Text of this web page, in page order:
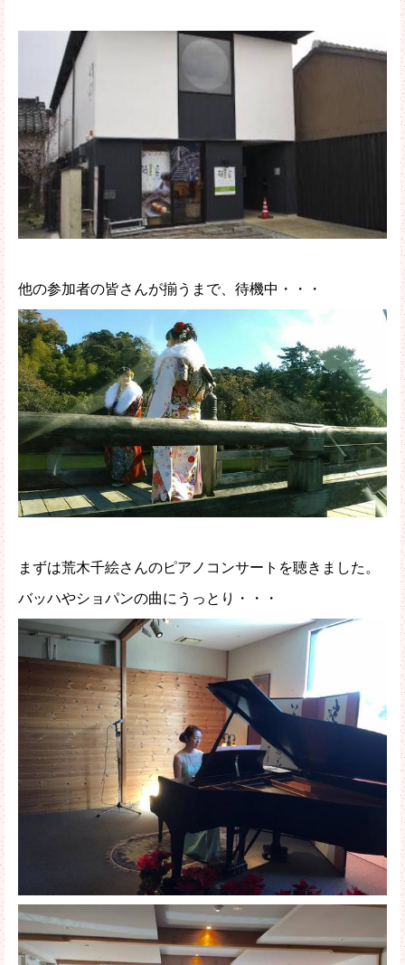
他の参加者の皆さんが揃うまで、待機中・・・
まずは荒木千絵さんのピアノコンサートを聴きました。
バッハやショパンの曲にうっとり・・・